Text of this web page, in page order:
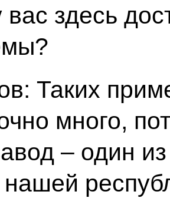
вас здесь
Таких
много,
– один